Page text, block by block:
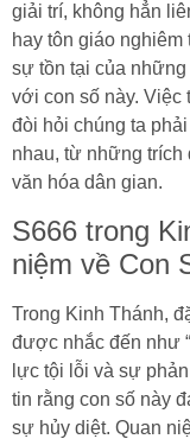
giải trí, không hẳn
hay tôn giáo
sự tồn tại của
với con số này. Việc
đòi hỏi chúng ta
nhau, từ những
văn hóa dân gian.
S666 trong
niệm về Con
Trong Kinh Thánh,
được nhắc đến như
lực tội lỗi và sự
tin rằng con số này
sự hủy diệt. Quan